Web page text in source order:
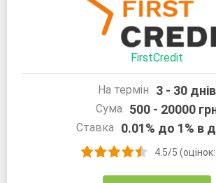
FirstCredit
На термін 3 - 30 днів
Сума 500 - 20000
Ставка 0.01% до 1% в
4.5/5